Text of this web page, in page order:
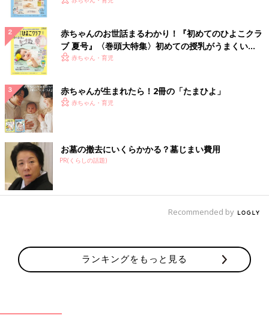
赤ちゃんのお世話まるわかり！『初めてのひよこクラ
ブ 夏号』〈巻頭大特集〉初めての授乳がうまくい
く！ おっぱい・ミルクの基本と夏のトラブル 解決テ
赤ちゃん・育児
赤ちゃんが生まれたら！2冊の「たまひよ」
赤ちゃん・育児
お墓の撤去にいくらかかる？墓じまい費用
PR(くらしの話題)
Recommended by
ランキングをもっと見る